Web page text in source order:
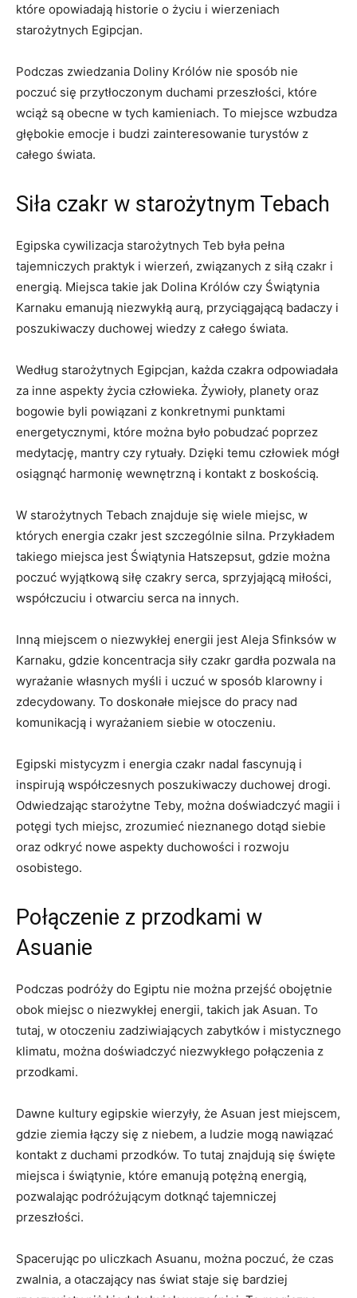
które opowiadają ⁢historie o życiu ⁢i wierzeniach
starożytnych⁢ Egipcjan.
Podczas zwiedzania Doliny⁣ Królów nie ‌sposób nie⁣
poczuć się⁢ przytłoczonym duchami⁣ przeszłości, które
wciąż są obecne ⁣w ‌tych kamieniach. To miejsce‌ wzbudza
głębokie ‌emocje i‍ budzi zainteresowanie ‌turystów⁣ z
całego świata.
Siła czakr w starożytnym Tebach
Egipska cywilizacja ⁣starożytnych Teb ⁣była pełna⁣
tajemniczych praktyk i wierzeń, związanych z siłą czakr⁢ i
energią. Miejsca takie jak Dolina Królów​ czy Świątynia
Karnaku emanują‍ niezwykłą aurą, przyciągającą ⁣badaczy ​i
poszukiwaczy duchowej wiedzy z całego świata.
Według starożytnych Egipcjan,⁣ każda ‌czakra odpowiadała
za⁣ inne aspekty życia ⁣człowieka. Żywioły, planety oraz
bogowie byli powiązani ​z konkretnymi⁣ punktami
energetycznymi, które można było ⁤pobudzać poprzez​
medytację, mantry czy ⁤rytuały. Dzięki‍ temu człowiek mógł⁣
osiągnąć harmonię wewnętrzną i kontakt ⁤z ‌boskością.
W starożytnych ⁢Tebach znajduje się wiele miejsc, w
których energia ‍czakr jest szczególnie silna. Przykładem​
takiego miejsca⁢ jest Świątynia Hatszepsut, gdzie ⁢można
poczuć wyjątkową siłę czakry serca, sprzyjającą miłości,
współczuciu i otwarciu serca na innych.
Inną miejscem o⁣ niezwykłej⁣ energii jest Aleja Sfinksów w
Karnaku,⁤ gdzie koncentracja siły czakr gardła⁣ pozwala na ​
wyrażanie własnych myśli i uczuć w sposób klarowny i⁢
zdecydowany. To doskonałe miejsce do pracy⁣ nad
komunikacją i ‍wyrażaniem siebie w otoczeniu.
Egipski mistycyzm i energia⁢ czakr ​nadal⁤ fascynują i
inspirują⁢ współczesnych poszukiwaczy duchowej drogi.
⁤Odwiedzając⁣ starożytne Teby, można doświadczyć ‌magii i⁤
potęgi tych ‌miejsc, zrozumieć nieznanego⁢ dotąd siebie
oraz ⁢odkryć nowe​ aspekty⁤ duchowości i rozwoju⁣
osobistego.
Połączenie z‌ przodkami w
Asuanie
Podczas ⁣podróży do ‌Egiptu nie⁤ można przejść ‌obojętnie
obok miejsc o niezwykłej energii, takich jak Asuan.‌ To
tutaj, w otoczeniu zadziwiających zabytków ⁣i mistycznego
klimatu, można doświadczyć niezwykłego połączenia‍ z
przodkami.
Dawne kultury egipskie wierzyły, ​że Asuan‌ jest ​miejscem,
gdzie ziemia łączy się z niebem, a ludzie mogą nawiązać‍
kontakt z duchami przodków. To tutaj znajdują się święte
miejsca i świątynie, które‍ emanują potężną energią,
⁤pozwalając ⁢podróżującym dotknąć tajemniczej
przeszłości.
Spacerując po ‌uliczkach Asuanu,​ można poczuć, że czas
zwalnia, ‍a otaczający nas świat staje się bardziej